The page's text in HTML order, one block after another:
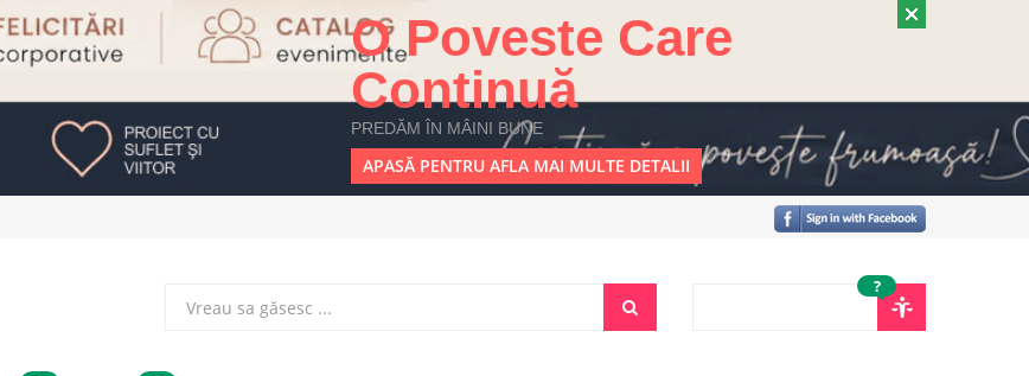
O Poveste Care
Continuă
PREDĂM ÎN MÂINI BUNE
APASĂ PENTRU AFLA MAI MULTE DETALII
?